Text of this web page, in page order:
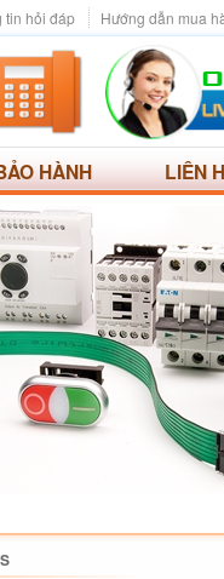
Hướng dẫn mua
tin hỏi đáp
HÀNH LIÊN